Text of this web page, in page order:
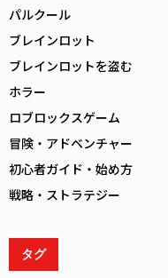
パルクール
ブレインロット
ブレインロットを盗む
ホラー
ロブロックスゲーム
冒険・アドベンチャー
初心者ガイド・始め方
戦略・ストラテジー
タグ